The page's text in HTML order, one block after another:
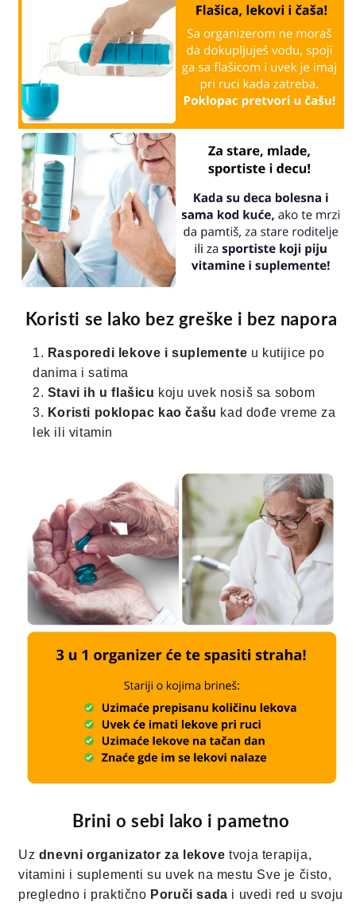
Koristi se lako bez greške i bez napora
Rasporedi lekove i suplemente u kutijice po
danima i satima
Stavi ih u flašicu koju uvek nosiš sa sobom
Koristi poklopac kao čašu kad dođe vreme za
lek ili vitamin
Brini o sebi lako i pametno
Uz dnevni organizator za lekove tvoja terapija,
vitamini i suplementi su uvek na mestu Sve je čisto,
pregledno i praktično Poruči sada i uvedi red u svoju